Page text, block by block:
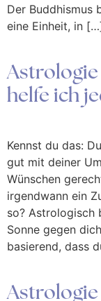
Der Buddhismus
eine Einheit, in
Astrologie
helfe ich
Kennst du das:
gut mit deiner
Wünschen
irgendwann ein
so? Astrologisch
Sonne gegen
basierend, dass
Astrologie